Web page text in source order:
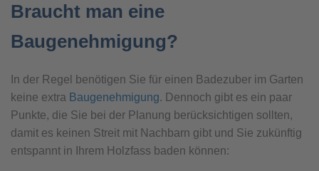
Braucht man eine
Baugenehmigung?
In der Regel benötigen Sie für einen Badezuber im Garten
keine extra Baugenehmigung. Dennoch gibt es ein paar
Punkte, die Sie bei der Planung berücksichtigen sollten,
damit es keinen Streit mit Nachbarn gibt und Sie zukünftig
entspannt in Ihrem Holzfass baden können: